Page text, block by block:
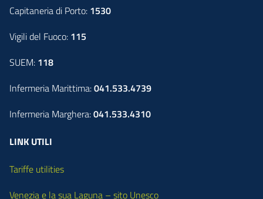
Capitaneria di Porto: 1530
Vigili del Fuoco: 115
SUEM: 118
Infermeria Marittima:041.533.4739
Infermeria Marghera:041.533.4310
LINK UTILI
Tariffe utilities
Venezia e la sua Laguna – sito Unesco